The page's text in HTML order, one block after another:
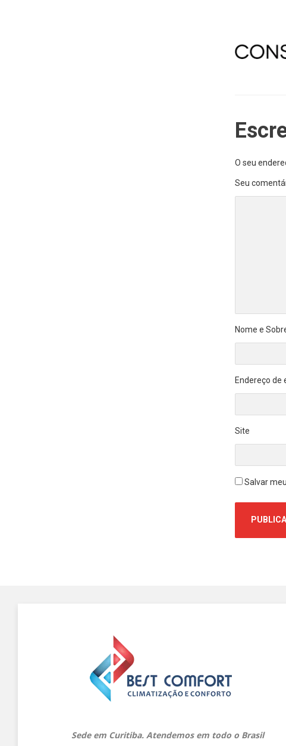
O seu
Seu
Nome e
Endereço de
Site
Salvar
Sede em Curitiba. Atendemos em todo o Brasil